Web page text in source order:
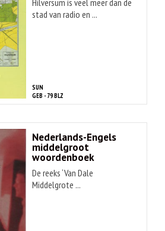
stad van radio en ...
SUN
GEB - 79 BLZ
Nederlands-Engels
middelgroot
woordenboek
De reeks ‘Van Dale
Middelgrote ...